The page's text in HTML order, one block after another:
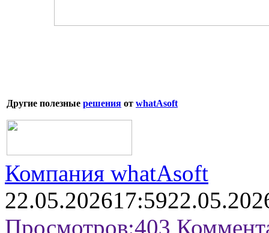
Другие полезные решения от whatAsoft
Компания whatAsoft
22.05.202617:59
Просмотров:403